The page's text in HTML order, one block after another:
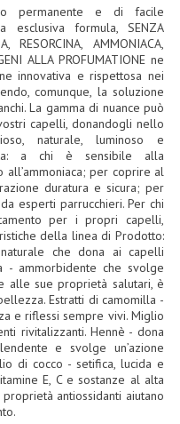
permanente e di facile
esclusiva formula, SENZA
RESORCINA, AMMONIACA,
ALLA PROFUMATIONE ne
innovativa e rispettosa nei
comunque, la soluzione
La gamma di nuance può
capelli, donandogli nello
naturale, luminoso e
a chi è sensibile alla
per coprire al
duratura e sicura; per
esperti parrucchieri. Per chi
per i propri capelli,
della linea di Prodotto:
che dona ai capelli
- ammorbidente che svolge
alle sue proprietà salutari, è
Estratti di camomilla -
e riflessi sempre vivi. Miglio
rivitalizzanti. Hennè - dona
e svolge un’azione
di cocco - setifica, lucida e
E, C e sostanze al alta
antiossidanti aiutano